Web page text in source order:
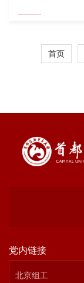
首页
党内链接
北京组工